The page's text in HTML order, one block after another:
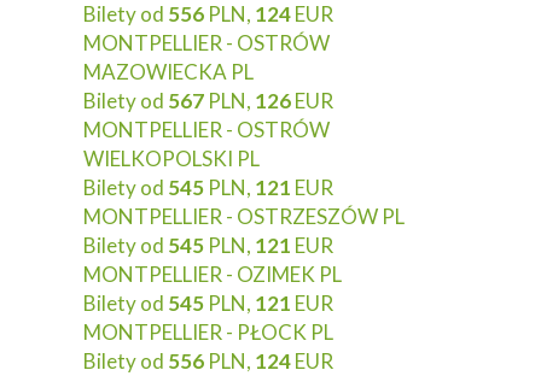
Bilety od 556 PLN, 124EUR
MONTPELLIER - OSTRÓW
MAZOWIECKA PL
Bilety od 567 PLN, 126EUR
MONTPELLIER - OSTRÓW
WIELKOPOLSKI PL
Bilety od 545 PLN, 121 EUR
MONTPELLIER - OSTRZESZÓW PL
Bilety od 545 PLN, 121 EUR
MONTPELLIER - OZIMEK PL
Bilety od 545 PLN, 121 EUR
MONTPELLIER - PŁOCK PL
Bilety od 556 PLN, 124EUR